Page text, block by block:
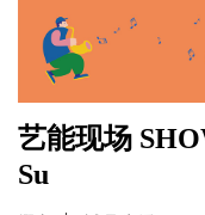
艺能现场
Su